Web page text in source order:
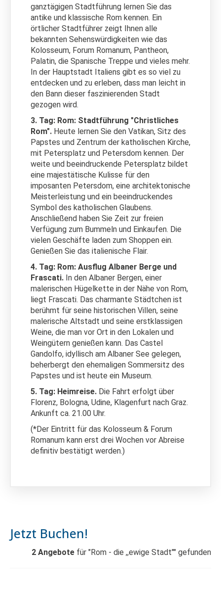
ganztägigen Stadtführung lernen Sie das
antike und klassische Rom kennen. Ein
örtlicher Stadtführer zeigt Ihnen alle
bekannten Sehenswürdigkeiten wie das
Kolosseum, Forum Romanum, Pantheon,
Palatin, die Spanische Treppe und vieles mehr.
In der Hauptstadt Italiens gibt es so viel zu
entdecken und zu erleben, dass man leicht in
den Bann dieser faszinierenden Stadt
gezogen wird.
3. Tag: Rom: Stadtführung "Christliches
Rom". Heute lernen Sie den Vatikan, Sitz des
Papstes und Zentrum der katholischen Kirche,
mit Petersplatz und Petersdom kennen. Der
weite und beeindruckende Petersplatz bildet
eine majestätische Kulisse für den
imposanten Petersdom, eine architektonische
Meisterleistung und ein beeindruckendes
Symbol des katholischen Glaubens.
Anschließend haben Sie Zeit zur freien
Verfügung zum Bummeln und Einkaufen. Die
vielen Geschäfte laden zum Shoppen ein.
Genießen Sie das italienische Flair.
4. Tag: Rom: Ausflug Albaner Berge und
Frascati. In den Albaner Bergen, einer
malerischen Hügelkette in der Nähe von Rom,
liegt Frascati. Das charmante Städtchen ist
berühmt für seine historischen Villen, seine
malerische Altstadt und seine erstklassigen
Weine, die man vor Ort in den Lokalen und
Weingütern genießen kann. Das Castel
Gandolfo, idyllisch am Albaner See gelegen,
beherbergt den ehemaligen Sommersitz des
Papstes und ist heute ein Museum.
5. Tag: Heimreise. Die Fahrt erfolgt über
Florenz, Bologna, Udine, Klagenfurt nach Graz.
Ankunft ca. 21.00 Uhr.
(*Der Eintritt für das Kolosseum & Forum
Romanum kann erst drei Wochen vor Abreise
definitiv bestätigt werden.)
Jetzt Buchen!
2 Angebote für "Rom - die ,,ewige Stadt"" gefunden